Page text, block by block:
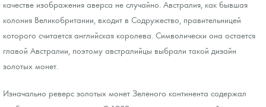
качестве изображения аверса не случайно. Австралия, как бывшая
колония Великобритании, входит в Содружество, правительницей
которого считается английская королева. Символически она остается
главой Австралии, поэтому австралийцы выбрали такой дизайн
золотых монет.
Изначально реверс золотых монет Зеленого континента содержал